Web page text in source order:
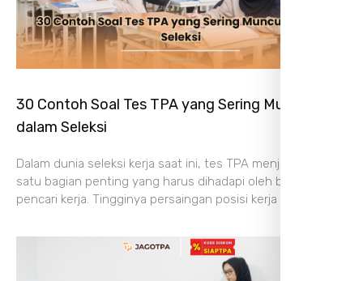
30 Contoh Soal Tes TPA yang Sering Muncul
dalam Seleksi
Dalam dunia seleksi kerja saat ini, tes TPA menjadi salah
satu bagian penting yang harus dihadapi oleh banyak
pencari kerja. Tingginya persaingan posisi kerja membuat